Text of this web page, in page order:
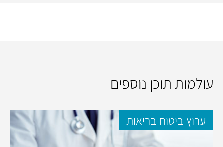
עולמות תוכן נוספים
ערוץ ביטוח בריאות